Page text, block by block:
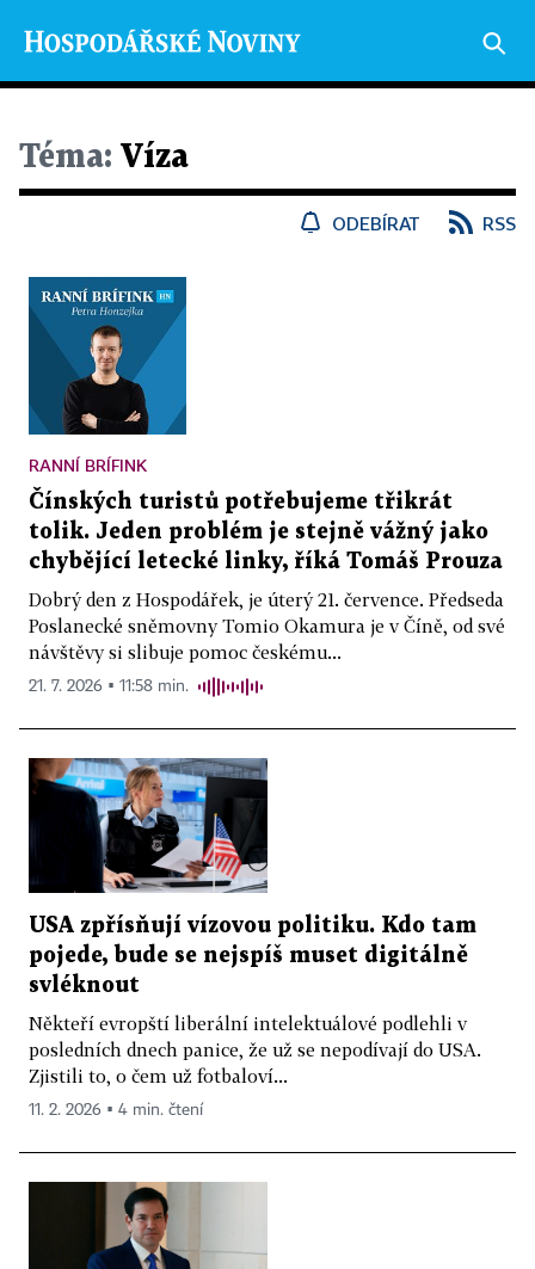
Téma: Víza
ODEBÍRAT RSS
RANNÍ BRÍFINK
Čínských turistů potřebujeme třikrát
tolik. Jeden problém je stejně vážný jako
chybějící letecké linky, říká Tomáš Prouza
Dobrý den z Hospodářek, je úterý 21. července. Předseda
Poslanecké sněmovny Tomio Okamura je v Číně, od své
návštěvy si slibuje pomoc českému...
21. 7. 2026 ▪ 11:58 min.
USA zpřísňují vízovou politiku. Kdo tam
pojede, bude se nejspíš muset digitálně
svléknout
Někteří evropští liberální intelektuálové podlehli v
posledních dnech panice, že už se nepodívají do USA.
Zjistili to, o čem už fotbaloví...
11. 2. 2026 ▪ 4 min. čtení